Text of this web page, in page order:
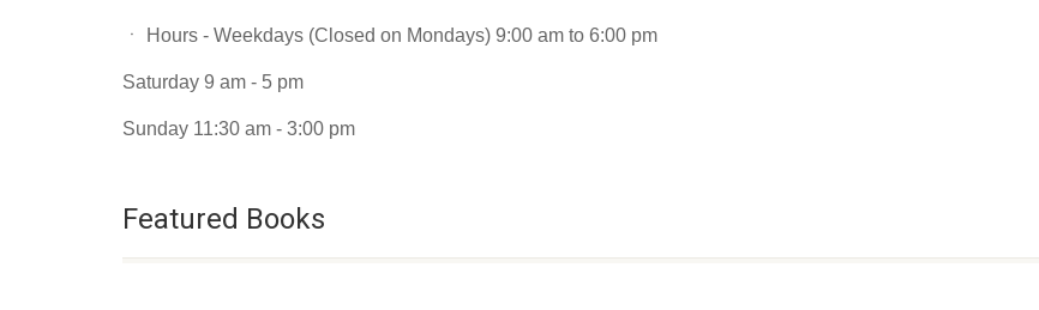
ㆍ Hours - Weekdays (Closed on Mondays) 9:00 am to 6:00 pm
Saturday 9 am - 5 pm
Sunday 11:30 am - 3:00 pm
Featured Books